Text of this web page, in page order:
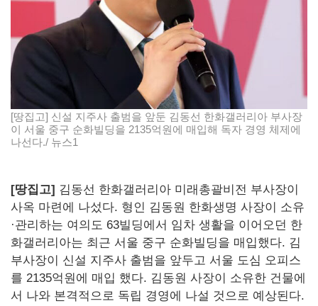
[땅집고] 신설 지주사 출범을 앞둔 김동선 한화갤러리아 부사장
이 서울 중구 순화빌딩을 2135억원에 매입해 독자 경영 체제에
나선다./ 뉴스1
[땅집고] 김동선 한화갤러리아 미래총괄비전 부사장이
사옥 마련에 나섰다. 형인 김동원 한화생명 사장이 소유
·관리하는 여의도 63빌딩에서 임차 생활을 이어오던 한
화갤러리아는 최근 서울 중구 순화빌딩을 매입했다. 김
부사장이 신설 지주사 출범을 앞두고 서울 도심 오피스
를 2135억원에 매입 했다. 김동원 사장이 소유한 건물에
서 나와 본격적으로 독립 경영에 나설 것으로 예상된다.